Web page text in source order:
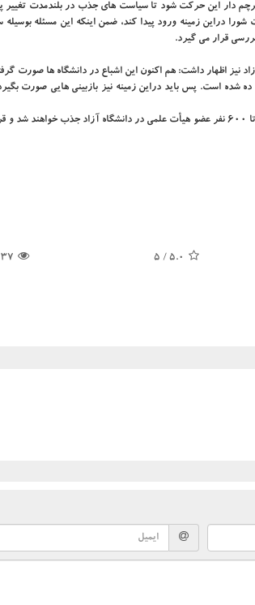
دار این حركت شود تا سیاست های جذب در بلندمدت تغییر
دراین زمینه ورود پیدا كند، ضمن اینكه این مسئله بوسیله
قرار می گیرد.
نیز اظهار داشت: هم اكنون این اشباع در دانشگاه ها صورت
شده است. پس باید دراین زمینه نیز بازبینی هایی صورت
رئیس سابق مركز جذب اعضای هیأت علمی وزارت علوم اشاره كرد: ۵۰۰ تا ۶۰۰ نفر عضو هیأت علمی در
5.0
/ 5